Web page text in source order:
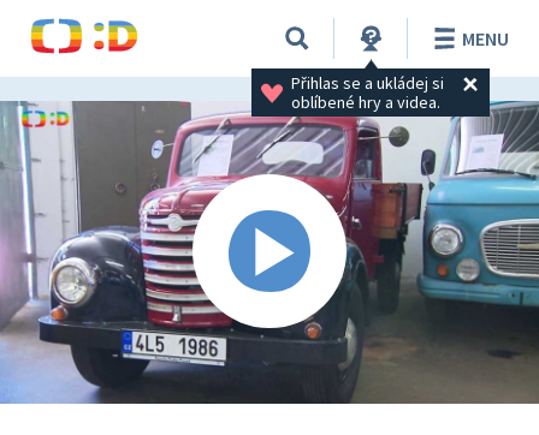
Přihlas se a ukládej si
oblíbené hry a videa.
MENU